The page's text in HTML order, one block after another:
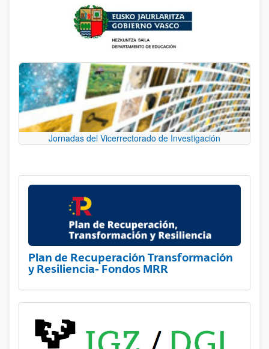
Jornadas del Vicerrectorado de Investigación
Plan de Recuperación Transformación
y Resiliencia- Fondos MRR